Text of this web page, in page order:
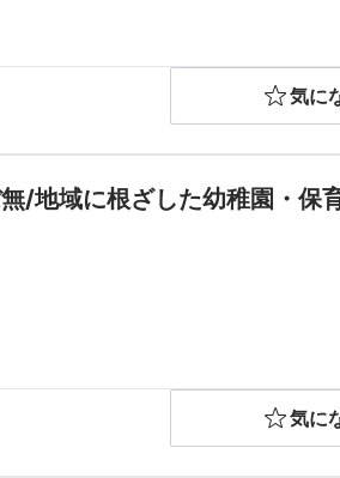
気に
/地域に根ざした幼稚園・保
気に